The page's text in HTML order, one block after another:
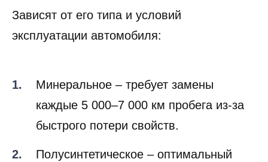
Зависят от его типа и условий
эксплуатации автомобиля:
Минеральное – требует замены
каждые 5 000–7 000 км пробега из-за
быстрого потери свойств.
Полусинтетическое – оптимальный